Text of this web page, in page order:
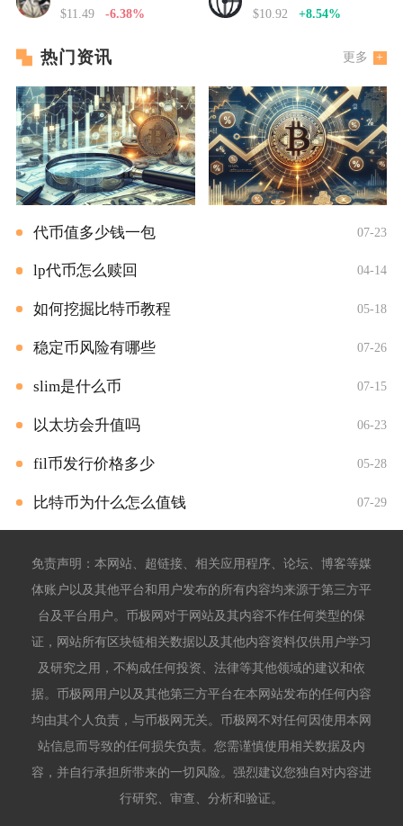
$11.49 -6.38% $10.92 +8.54%
热门资讯 更多
代币值多少钱一包 07-23
lp代币怎么赎回 04-14
如何挖掘比特币教程 05-18
稳定币风险有哪些 07-26
slim是什么币 07-15
以太坊会升值吗 06-23
fil币发行价格多少 05-28
比特币为什么怎么值钱 07-29
免责声明：本网站、超链接、相关应用程序、论坛、博客等媒
体账户以及其他平台和用户发布的所有内容均来源于第三方平
台及平台用户。币极网对于网站及其内容不作任何类型的保
证，网站所有区块链相关数据以及其他内容资料仅供用户学习
及研究之用，不构成任何投资、法律等其他领域的建议和依
据。币极网用户以及其他第三方平台在本网站发布的任何内容
均由其个人负责，与币极网无关。币极网不对任何因使用本网
站信息而导致的任何损失负责。您需谨慎使用相关数据及内
容，并自行承担所带来的一切风险。强烈建议您独自对内容进
行研究、审查、分析和验证。